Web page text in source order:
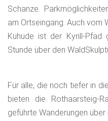
Schanze.
am Ortseingang. Auch vom
Kühude ist der Kyrill-
Stunde über den
Für alle, die noch tiefer in
bieten die Rothaarsteig-
geführte Wanderungen über